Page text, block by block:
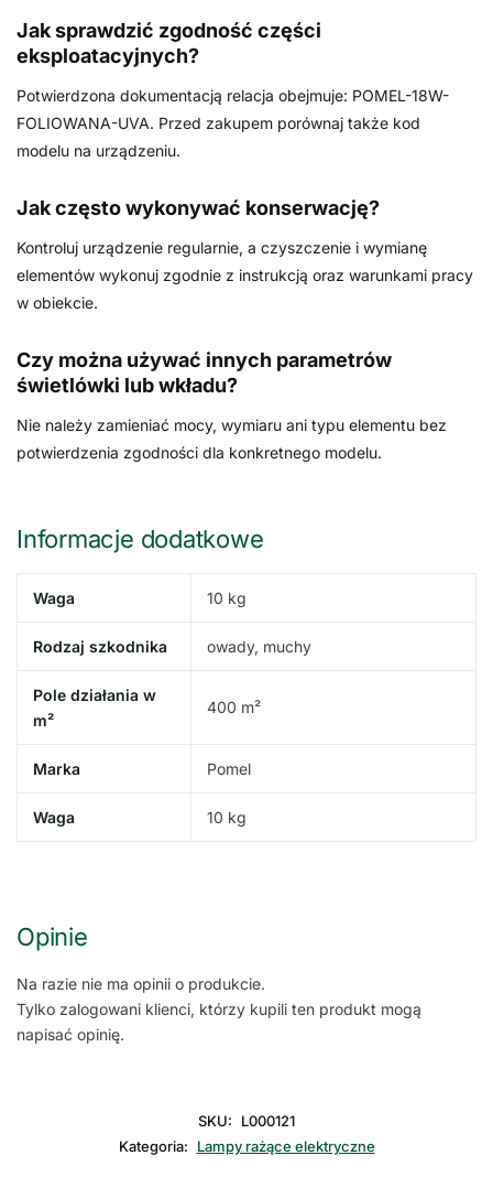
Jak sprawdzić zgodność części
eksploatacyjnych?
Potwierdzona dokumentacją relacja obejmuje: POMEL-18W-
FOLIOWANA-UVA. Przed zakupem porównaj także kod
modelu na urządzeniu.
Jak często wykonywać konserwację?
Kontroluj urządzenie regularnie, a czyszczenie i wymianę
elementów wykonuj zgodnie z instrukcją oraz warunkami pracy
w obiekcie.
Czy można używać innych parametrów
świetlówki lub wkładu?
Nie należy zamieniać mocy, wymiaru ani typu elementu bez
potwierdzenia zgodności dla konkretnego modelu.
Informacje dodatkowe
Waga 10 kg
Rodzaj szkodnika owady, muchy
Pole działania w
m²
400 m²
Marka Pomel
Waga 10 kg
Opinie
Na razie nie ma opinii o produkcie.
Tylko zalogowani klienci, którzy kupili ten produkt mogą
napisać opinię.
SKU:
L000121
Kategoria:
Lampy rażące elektryczne